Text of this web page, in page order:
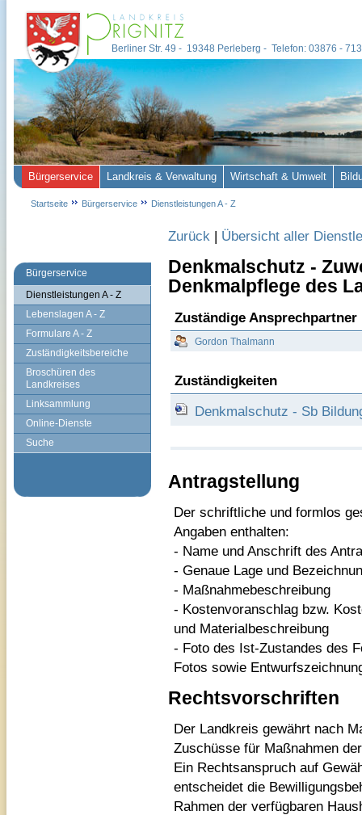
Bürgerservice
Dienstleistungen A - Z
Lebenslagen A - Z
Formulare A - Z
Zuständigkeitsbereiche
Broschüren des
Landkreises
Linksammlung
Online-Dienste
Suche
Zurück | Übersicht aller
Denkmalschutz -
Denkmalpflege des
Zuständige Ansprechpartner
Gordon Thalmann
Zuständigkeiten
Denkmalschutz - Sb
Antragstellung
Der schriftliche und formlos
Angaben enthalten:
- Name und Anschrift des
- Genaue Lage und
- Maßnahmebeschreibung
- Kostenvoranschlag bzw.
und Materialbeschreibung
- Foto des Ist-Zustandes des
Fotos sowie
Rechtsvorschriften
Der Landkreis gewährt nach
Zuschüsse für Maßnahmen
Ein Rechtsanspruch auf
entscheidet die
Rahmen der verfügbaren
Berliner Str. 49 - 19348 Perleberg - Telefon: 03876 -
Bürgerservice Landkreis & Verwaltung Wirtschaft & Umwelt
Startseite Bürgerservice Dienstleistungen A - Z